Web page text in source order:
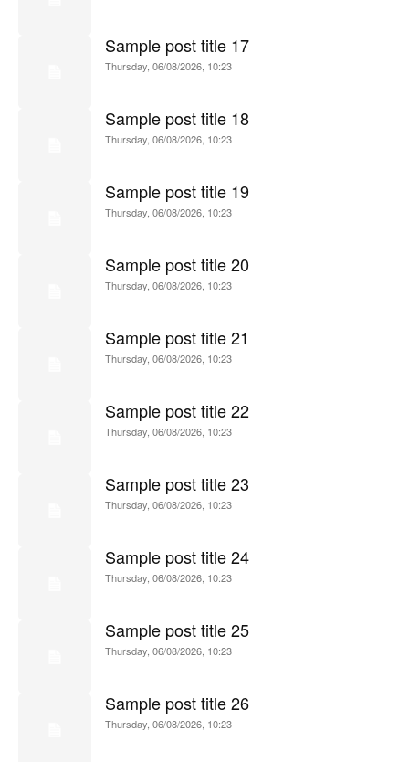
Sample post title 17
Thursday, 06/08/2026, 10:23
Sample post title 18
Thursday, 06/08/2026, 10:23
Sample post title 19
Thursday, 06/08/2026, 10:23
Sample post title 20
Thursday, 06/08/2026, 10:23
Sample post title 21
Thursday, 06/08/2026, 10:23
Sample post title 22
Thursday, 06/08/2026, 10:23
Sample post title 23
Thursday, 06/08/2026, 10:23
Sample post title 24
Thursday, 06/08/2026, 10:23
Sample post title 25
Thursday, 06/08/2026, 10:23
Sample post title 26
Thursday, 06/08/2026, 10:23